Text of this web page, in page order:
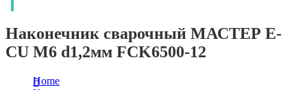
Наконечник сварочный МАСТЕР E-
CU М6 d1,2мм FCK6500-12
Home